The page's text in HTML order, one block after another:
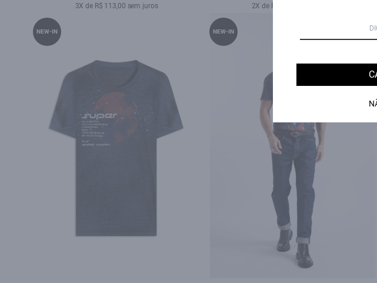
3X de R$ 113,00 sem juros 2X de R$ 139,50 sem juros
NEW-IN NEW-IN